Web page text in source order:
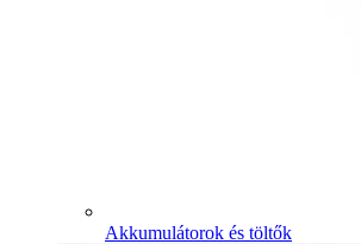
Akkumulátorok és töltők